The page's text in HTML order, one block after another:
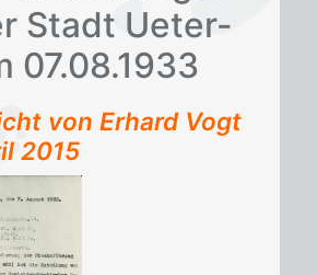
Stadt Ue­ter­
07.08.1933
von Erhard Vogt
2015